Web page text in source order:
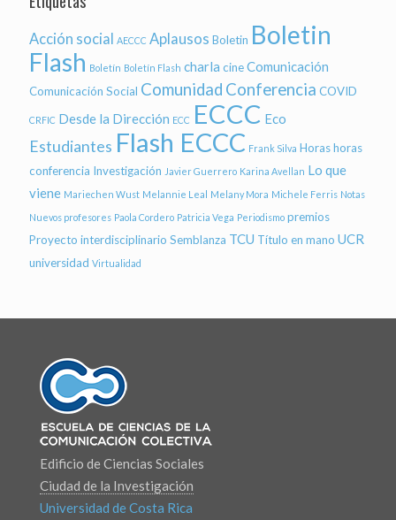
Acción social AECCC Aplausos Boletin Boletin
Flash Boletín Boletín Flash charla cineComunicación
Comunicación Social Comunidad Conferencia COVID
CRFIC Desde la Dirección ECC ECCC Eco
Estudiantes Flash ECCC Frank Silva Horashoras
conferencia Investigación Javier Guerrero Karina Avellan Lo que
viene Mariechen Wust Melannie Leal Melany Mora Michele Ferris Notas
Nuevos profesores Paola Cordero Patricia Vega Periodismo premios
Proyecto interdisciplinario Semblanza TCU Título en mano UCR
universidad Virtualidad
Edificio de Ciencias Sociales
Ciudad de la Investigación
Universidad de Costa Rica